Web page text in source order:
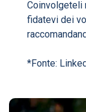
Coinvolgeteli
fidatevi dei
*Fonte: